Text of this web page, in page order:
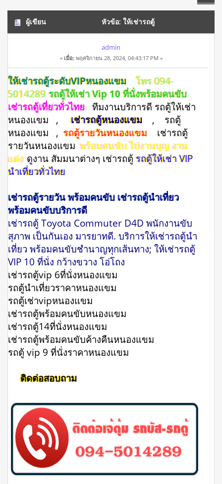
ผู้เขียน หัวข้อ: ให้เช่ารถตู้
ระดับVIPหนองแขม โทร 094-5014289 รถตู้ให้เช่าVIP10ที่นั่ง
พร้อมคนขับ (อ่าน 15081 ครั้ง)
admin
« เมื่อ:พฤศจิกายน 28, 2024, 04:43:17 PM »
ให้เช่ารถตู้ระดับVIPหนองแขม
โทร 094-
5014289 รถตู้ให้เช่า Vip 10 ที่นั่งพร้อมคนขับ
เช่ารถตู้เที่ยวทั่วไทย
ทีมงานบริการดี รถตู้ให้เช่า
หนองแขม ,
เช่ารถตู้หนองแขม
, รถตู้
หนองแขม ,รถตู้รายวันหนองแขม
เช่ารถตู้
รายวันหนองแขมพร้อมคนขับ ไปงานบุญ งาน
แต่ง ดูงาน สัมมนาต่างๆ เช่ารถตู้รถตู้ให้เช่า VIP
นำเที่ยวทั่วไทย
เช่ารถตู้รายวัน พร้อมคนขับ เช่ารถตู้นำเที่ยว
พร้อมคนขับบริการดี
เช่ารถตู้ Toyota Commuter D4D พนักงานขับ
สุภาพ เป็นกันเอง มารยาทดี. บริการให้เช่ารถตู้นำ
เที่ยว พร้อมคนขับชำนาญทุกเส้นทาง; ให้เช่ารถตู้
VIP 10 ที่นั่ง กว้างขวาง โอ่โถง
เช่ารถตู้vip 6ที่นั่งหนองแขม
รถตู้นําเที่ยวราคาหนองแขม
รถตู้เช่าvipหนองแขม
เช่ารถตู้พร้อมคนขับหนองแขม
เช่ารถตู้14ที่นั่งหนองแขม
เช่ารถตู้พร้อมคนขับค้างคืนหนองแขม
รถตู้ vip 9 ที่นั่งราคาหนองแขม
ติดต่อสอบถาม